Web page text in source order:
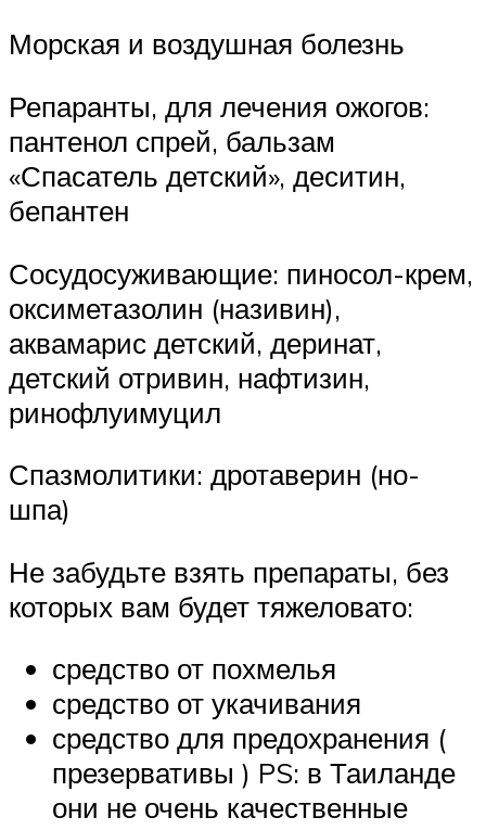
Морская и воздушная болезнь
Репаранты, для лечения ожогов:
пантенол спрей, бальзам
«Спасатель детский», деситин,
бепантен
Сосудосуживающие: пиносол-крем,
оксиметазолин (називин),
аквамарис детский, деринат,
детский отривин, нафтизин,
ринофлуимуцил
Спазмолитики: дротаверин (но-
шпа)
Не забудьте взять препараты, без
которых вам будет тяжеловато:
средство от похмелья
средство от укачивания
средство для предохранения (
презервативы ) PS: в Таиланде
они не очень качественные